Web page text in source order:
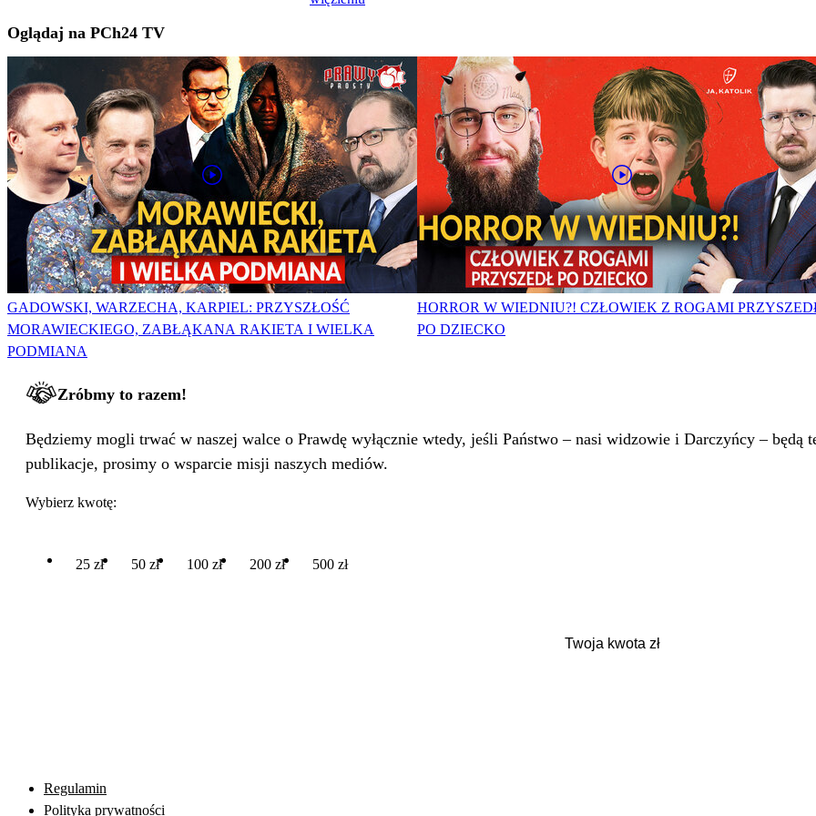
Oglądaj na PCh24 TV
GADOWSKI, WARZECHA, KARPIEL: PRZYSZŁOŚĆ
MORAWIECKIEGO, ZABŁĄKANA RAKIETA I WIELKA
PODMIANA
HORROR W WIEDNIU?! CZŁOWIEK Z ROGAMI
PO DZIECKO
Zróbmy to razem!
Będziemy mogli trwać w naszej walce o Prawdę wyłącznie wtedy, jeśli Państwo – nasi widzowie i Darczyńcy – będą
publikacje, prosimy o wsparcie misji naszych mediów.
Wybierz kwotę:
25 zł 50 zł 100 zł 200 zł 500 zł
Regulamin
Polityka prywatności